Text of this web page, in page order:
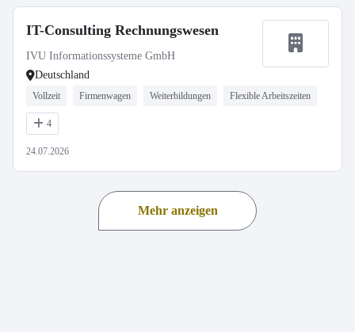
IT-Consulting Rechnungswesen
IVU Informationssysteme GmbH
Deutschland
Vollzeit Firmenwagen Weiterbildungen Flexible Arbeitszeiten
4
24.07.2026
Mehr anzeigen